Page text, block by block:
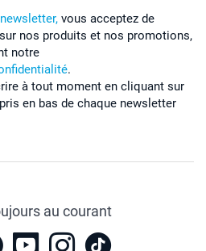
vous acceptez de
nos produits et nos promotions,
notre
.
à tout moment en cliquant sur
en bas de chaque newsletter
au courant